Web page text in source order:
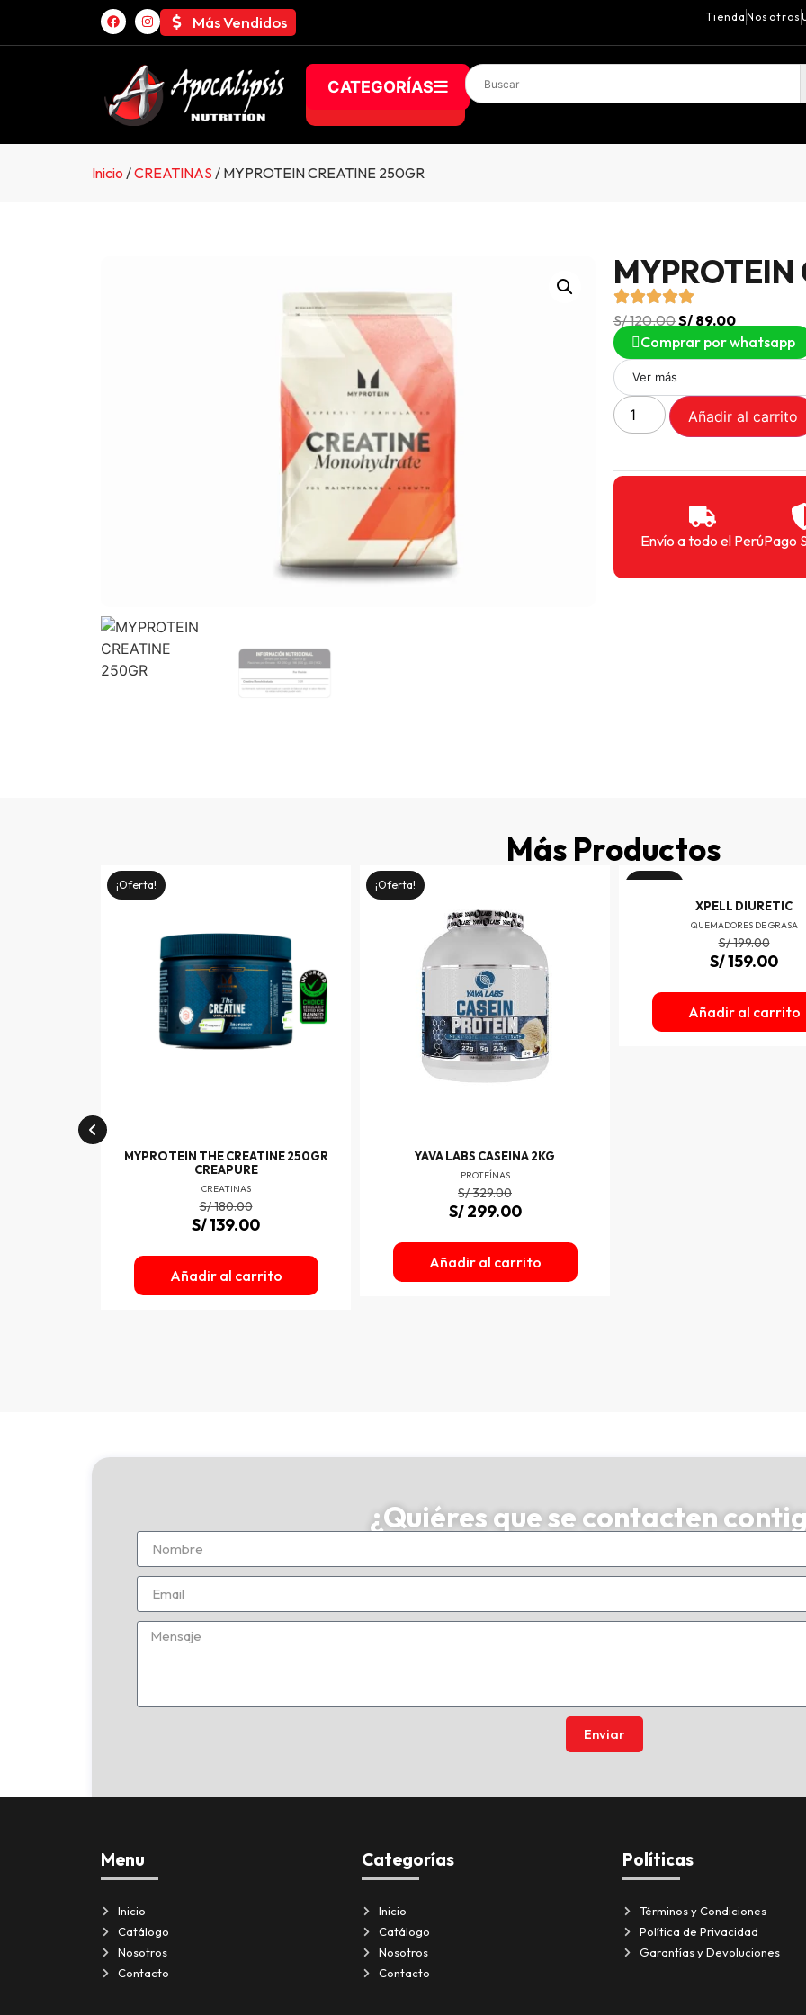
Más Vendidos Tienda Nosotros
CATEGORÍAS
Inicio /CREATINAS / MYPROTEIN CREATINE 250GR
MYPROTEIN
S/120.00S/ 89.00
Comprar por whatsapp
Ver más
Añadir al carrito
Envío a todo el PerúPago
Más Productos
¡Oferta!
MYPROTEIN THE CREATINE 250GR
CREAPURE
CREATINAS
S/180.00
S/139.00
Añadir al carrito
¡Oferta!
YAVA LABS CASEINA 2KG
PROTEÍNAS
S/329.00
S/299.00
Añadir al carrito
XPELL DIURETIC
QUEMADORES DE GRASA
S/199.00
S/159.00
Añadir al carrito
¿Quiéres que se contacten
Enviar
Menu
Inicio
Catálogo
Nosotros
Contacto
Categorías
Inicio
Catálogo
Nosotros
Contacto
Políticas
Términos y Condiciones
Política de Privacidad
Garantías y Devoluciones